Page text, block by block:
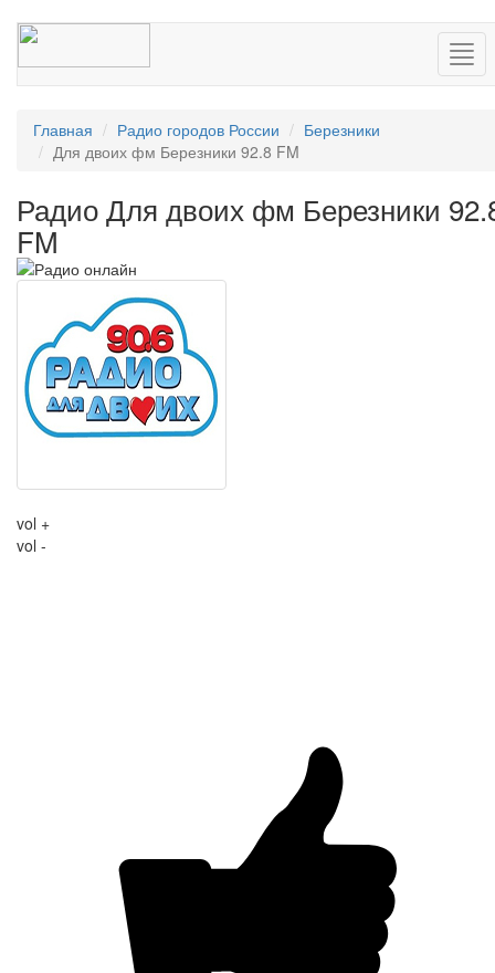
Главная Радио городов России
Березники
Для двоих фм Березники 92.8 FM
Радио Для двоих фм Березники
FM
vol +
vol -